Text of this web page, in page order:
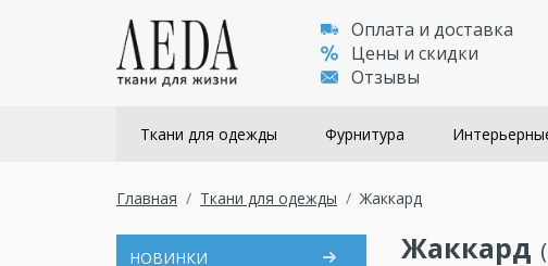
Оплата и доставка
Цены и скидки
Отзывы
Ткани для одежды Фурнитура
Главная Ткани для одежды Жаккард
НОВИНКИ Жаккард